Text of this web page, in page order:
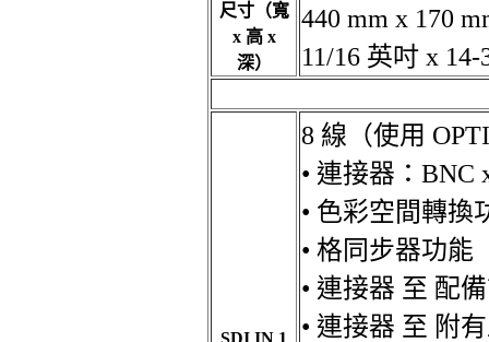
尺寸（寬
x 高 x
深）
440 mm x 170
11/16 英吋 x
SDI IN 1
8 線（使用
• 連接器：BNC
• 色彩空間轉換
• 格同步器功能
• 連接器 至 配
• 連接器 至 附